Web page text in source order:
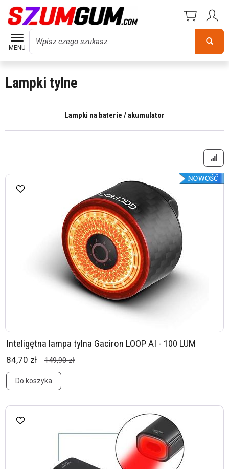
MENU
Wyszukaj
Lampki tylne
Lampki na baterie / akumulator
Inteligętna lampa tylna Gaciron LOOP AI - 100 LUM
84,70 zł 149,90 zł
Do koszyka